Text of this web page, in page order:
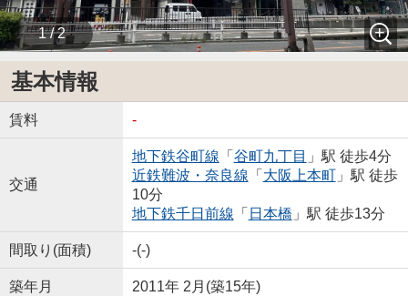
1 / 2
基本情報
賃料 -
交通
地下鉄谷町線 「 谷町九丁目 」駅 徒歩4分
近鉄難波・奈良線 「 大阪上本町」駅 徒歩
10分
地下鉄千日前線 「 日本橋 」駅 徒歩13分
間取り(面積) -(-)
築年月 2011年 2月(築15年)